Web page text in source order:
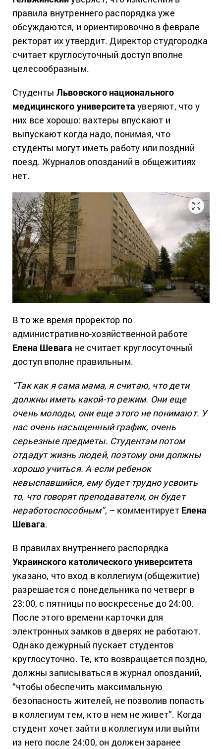
правила внутреннего распорядка уже
обсуждаются, и ориентировочно в феврале
ректорат их утвердит. Директор студгородка
считает круглосуточный доступ вполне
целесообразным.
Студенты Львовского национального
медицинского университета уверяют, что у
них все хорошо: вахтеры впускают и
выпускают когда надо, понимая, что
студенты могут иметь работу или поздний
поезд. Журналов опозданий в общежитиях
нет.
В то же время проректор по
административно-хозяйственной работе
Елена Шевага не считает круглосуточный
доступ вполне правильным.
“Так как я сама мама, я считаю, что дети
должны иметь какой-то режим. Они еще
очень молоды, они еще этого не понимают. У
нас очень насыщенный график, очень
серьезные предметы. Студентам потом
отдадут жизнь людей, поэтому они должны
хорошо учиться. А если ребенок
невыспавшийся, ему будет трудно усвоить
то, что говорят преподаватели, он будет
неработоспособным”,– комментирует Елена
Шевага.
В правилах внутреннего распорядка
Украинского католического университета
указано, что вход в коллегиум (общежитие)
разрешается с понедельника по четверг в
23:00, с пятницы по воскресенье до 24:00.
После этого времени карточки для
электронных замков в дверях не работают.
Однако дежурный пускает студентов
круглосуточно. Те, кто возвращается поздно,
должны записываться в журнал опозданий,
“чтобы обеспечить максимальную
безопасность жителей, не позволив попасть
в коллегиум тем, кто в нем не живет”. Когда
студент хочет зайти в коллегиум или выйти
из него после 24:00, он должен заранее